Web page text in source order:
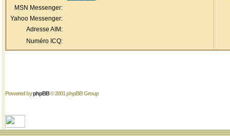
MSN Messenger:
Yahoo Messenger:
Adresse AIM:
Numéro ICQ:
Powered byphpBB© 2001 phpBB Group